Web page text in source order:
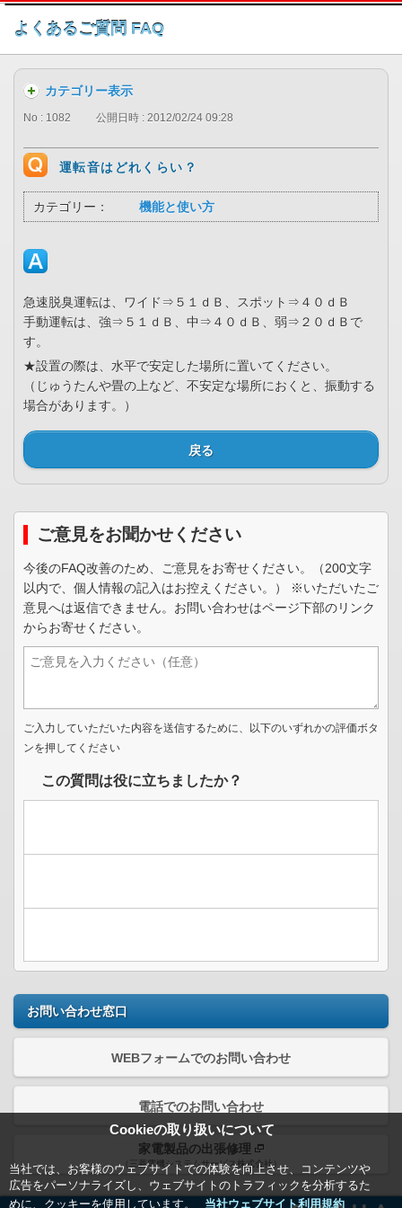
このページの本文へ
よくあるご質問 FAQ
Cookieの取り扱いについて
当社では、お客様のウェブサイトでの体験を向上させ、コンテンツや
広告をパーソナライズし、ウェブサイトのトラフィックを分析するた
めに、クッキーを使用しています。
当社ウェブサイト利用規約＿
カテゴリー表示
No : 1082 公開日時 : 2012/02/24 09:28
運転音はどれくらい？
カテゴリー： 機能と使い方
急速脱臭運転は、ワイド⇒５１ｄＢ、スポット⇒４０ｄＢ
手動運転は、強⇒５１ｄＢ、中⇒４０ｄＢ、弱⇒２０ｄＢで
す。
★設置の際は、水平で安定した場所に置いてください。
（じゅうたんや畳の上など、不安定な場所におくと、振動する
場合があります。）
戻る
ご意見をお聞かせください
今後のFAQ改善のため、ご意見をお寄せください。（200文字
以内で、個人情報の記入はお控えください。） ※いただいたご
意見へは返信できません。お問い合わせはページ下部のリンク
からお寄せください。
ご入力していただいた内容を送信するために、以下のいずれかの評価ボタ
ンを押してください
この質問は役に立ちましたか？
お問い合わせ窓口
WEBフォームでのお問い合わせ
電話でのお問い合わせ
家電製品の出張修理
（三菱電機システムサービス株式会社）